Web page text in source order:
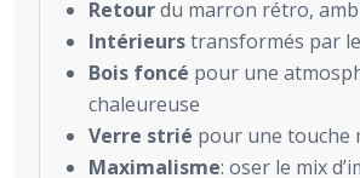
Retourdu marron rétro,
Intérieurstransformés par
Bois foncé pour une
chaleureuse
Verre strié pour une touche
Maximalisme: oser le mix